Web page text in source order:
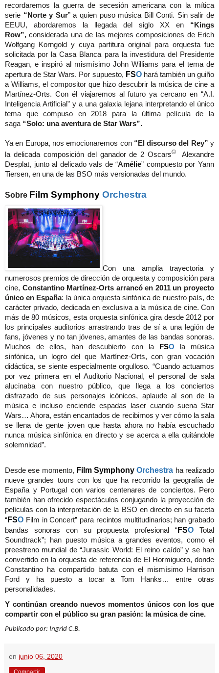
recordaremos la guerra de secesión americana con la mítica
serie “Norte y Sur” a quien puso música Bill Conti. Sin salir de
EEUU, abordaremos la llegada del siglo XX en “Kings
Row”, considerada una de las mejores composiciones de Erich
Wolfgang Korngold y cuya partitura original para orquesta fue
solicitada por la Casa Blanca para la investidura del Presidente
Reagan, e inspiró al mismísimo John Williams para el tema de
apertura de Star Wars. Por supuesto, FSOhará también un guiño
a Williams, el compositor que hizo descubrir la música de cine a
Martínez-Orts. Con él viajaremos al futuro ya cercano en “A.I.
Inteligencia Artificial” y a una galaxia lejana interpretando el único
tema que compuso en 2018 para la última película de la
saga “Solo: una aventura de Star Wars”.
Ya en Europa, nos emocionaremos con “El discurso del Rey” y
la delicada composición del ganador de 2 Oscars© Alexandre
Desplat, junto al delicado vals de “Amélie” compuesto por Yann
Tiersen, en una de las BSO más versionadas del mundo.
Sobre Film Symphony Orchestra
Con una amplia trayectoria y
numerosos premios de dirección de orquesta y composición para
cine, Constantino Martínez-Orts arrancó en 2011 un proyecto
único en España: la única orquesta sinfónica de nuestro país, de
carácter privado, dedicada en exclusiva a la música de cine. Con
más de 80 músicos, esta orquesta sinfónica gira desde 2012 por
los principales auditorios arrastrando tras de sí a una legión de
fans, jóvenes y no tan jóvenes, amantes de las bandas sonoras.
Muchos de ellos, han descubierto con la
FSO la música
sinfónica, un logro del que Martínez-Orts, con gran vocación
didáctica, se siente especialmente orgulloso. “Cuando actuamos
por vez primera en el Auditorio Nacional, el personal de sala
alucinaba con nuestro público, que llega a los conciertos
disfrazado de sus personajes icónicos, aplaude al son de la
música e incluso enciende espadas laser cuando suena Star
Wars… Ahora, están encantados de recibirnos y ver cómo la sala
se llena de gente joven que hasta ahora no había escuchado
nunca música sinfónica en directo y se acerca a ella quitándole
solemnidad”.
Desde ese momento, Film SymphonyOrchestra ha realizado
nueve grandes tours con los que ha recorrido la geografía de
España y Portugal con varios centenares de conciertos. Pero
también han ofrecido espectáculos conjugando la proyección de
películas con la interpretación de la BSO en directo en su faceta
“FSO Film in Concert” para recintos multitudinarios; han grabado
bandas sonoras con su propuesta profesional “FSO
Total
Soundtrack”; han puesto música a grandes eventos, como el
preestreno mundial de “Jurassic World: El reino caído” y se han
convertido en la orquesta de referencia de El Hormiguero, donde
Constantino ha compartido batuta con el mismísimo Harrison
Ford y ha puesto a tocar a Tom Hanks… entre otras
personalidades.
Y continúan creando nuevos momentos únicos con los que
compartir con el público su gran pasión: la música de cine.
Publicado por: Ingrid C.B.
en junio 06, 2020